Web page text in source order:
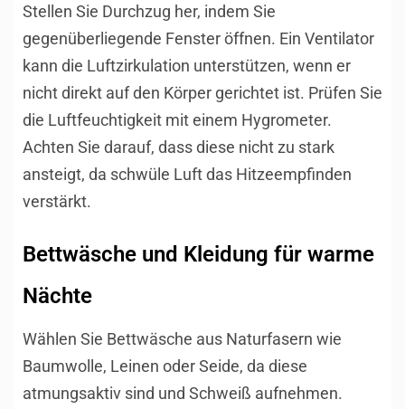
Stellen Sie Durchzug her, indem Sie
gegenüberliegende Fenster öffnen. Ein Ventilator
kann die Luftzirkulation unterstützen, wenn er
nicht direkt auf den Körper gerichtet ist. Prüfen Sie
die Luftfeuchtigkeit mit einem Hygrometer.
Achten Sie darauf, dass diese nicht zu stark
ansteigt, da schwüle Luft das Hitzeempfinden
verstärkt.
Bettwäsche und Kleidung für warme
Nächte
Wählen Sie Bettwäsche aus Naturfasern wie
Baumwolle, Leinen oder Seide, da diese
atmungsaktiv sind und Schweiß aufnehmen.